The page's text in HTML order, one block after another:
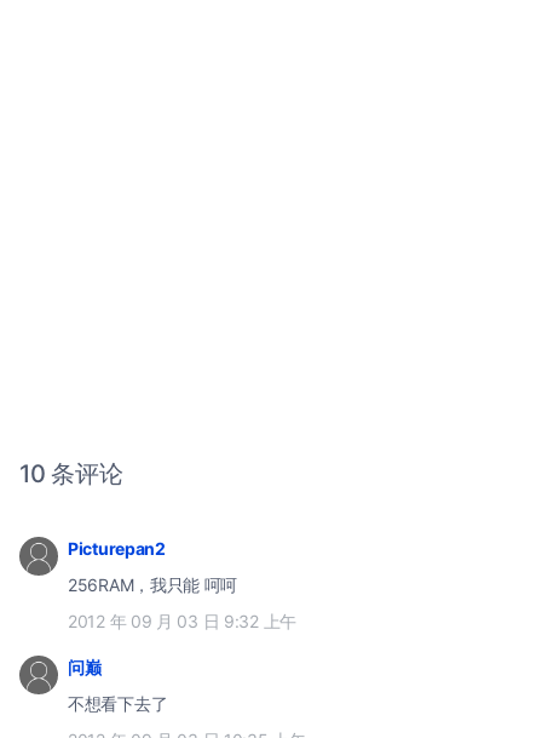
10 条评论
Picturepan2
256RAM，我只能 呵呵
2012 年 09 月 03 日 9:32 上午
问巅
不想看下去了